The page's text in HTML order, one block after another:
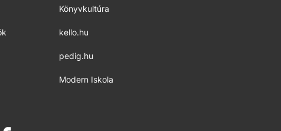
Könyvkultúra
kello.hu
pedig.hu
Modern Iskola